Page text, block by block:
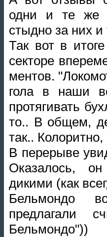
одни и те же
стыдно за них и
Так вот в
секторе
ментов.
гола в наши
протягивать
то.. В общем,
так..
В перерыве
Оказалось,
дикими (как
Бельмондо
предлагали
Бельмондо"))